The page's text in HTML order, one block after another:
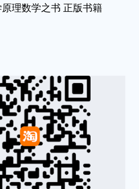
理数学之书 正版书籍